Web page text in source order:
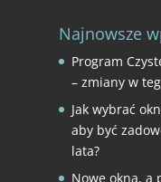
Najnowsze
Program
– zmiany w
Jak wybrać
aby być
lata?
Nowe okna, a